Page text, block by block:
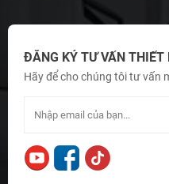
ĐĂNG KÝ TƯ VẤN THIẾT
Hãy để cho chúng tôi tư vấn